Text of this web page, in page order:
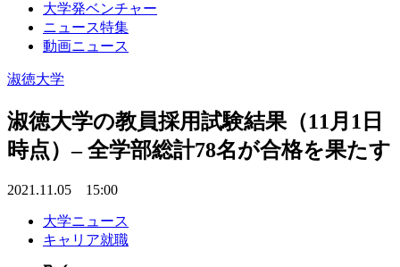
大学発ベンチャー
ニュース特集
動画ニュース
淑徳大学
淑徳大学の教員採用試験結果（11月1日
時点）– 全学部総計78名が合格を果たす
2021.11.05 15:00
大学ニュース
キャリア就職